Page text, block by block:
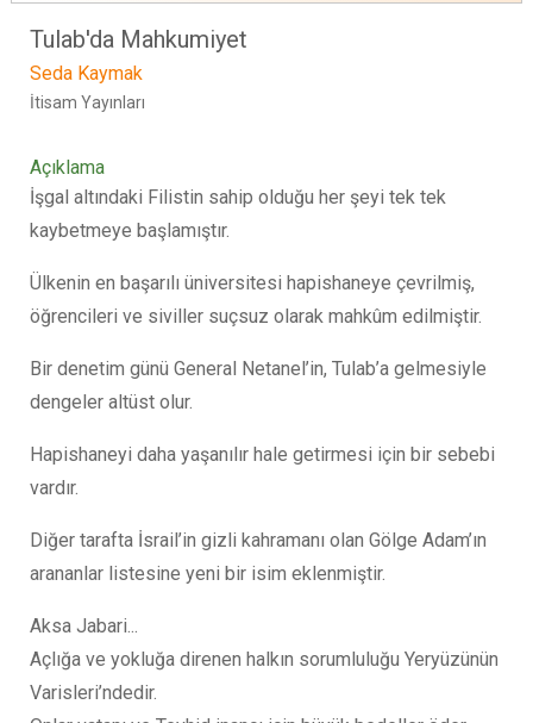
Tulab'da Mahkumiyet
Seda Kaymak
İtisam Yayınları
Açıklama
İşgal altındaki Filistin sahip olduğu her şeyi tek tek
kaybetmeye başlamıştır.
Ülkenin en başarılı üniversitesi hapishaneye çevrilmiş,
öğrencileri ve siviller suçsuz olarak mahkûm edilmiştir.
Bir denetim günü General Netanel’in, Tulab’a gelmesiyle
dengeler altüst olur.
Hapishaneyi daha yaşanılır hale getirmesi için bir sebebi
vardır.
Diğer tarafta İsrail’in gizli kahramanı olan Gölge Adam’ın
arananlar listesine yeni bir isim eklenmiştir.
Aksa Jabari...
Açlığa ve yokluğa direnen halkın sorumluluğu Yeryüzünün
Varisleri’ndedir.